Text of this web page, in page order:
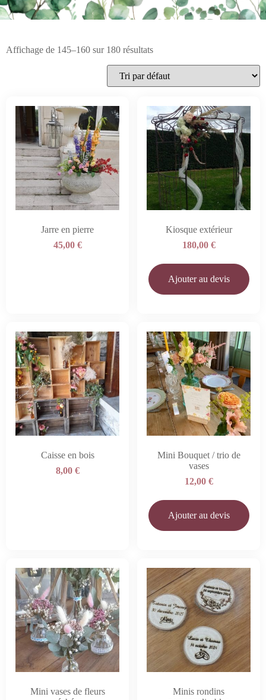
Affichage de 145–160 sur 180 résultats
Jarre en pierre
45,00 €
Kiosque extérieur
180,00 €
Ajouter au devis
Caisse en bois
8,00 €
Mini Bouquet / trio de
vases
12,00 €
Ajouter au devis
Mini vases de fleurs
Minis rondins